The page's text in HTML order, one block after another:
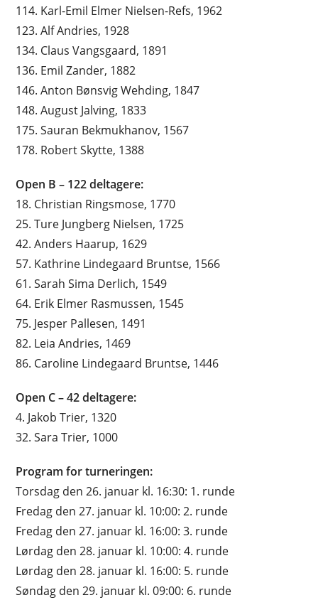
114. Karl-Emil Elmer Nielsen-Refs, 1962
123. Alf Andries, 1928
134. Claus Vangsgaard, 1891
136. Emil Zander, 1882
146. Anton Bønsvig Wehding, 1847
148. August Jalving, 1833
175. Sauran Bekmukhanov, 1567
178. Robert Skytte, 1388
Open B – 122 deltagere:
18. Christian Ringsmose, 1770
25. Ture Jungberg Nielsen, 1725
42. Anders Haarup, 1629
57. Kathrine Lindegaard Bruntse, 1566
61. Sarah Sima Derlich, 1549
64. Erik Elmer Rasmussen, 1545
75. Jesper Pallesen, 1491
82. Leia Andries, 1469
86. Caroline Lindegaard Bruntse, 1446
Open C – 42 deltagere:
4. Jakob Trier, 1320
32. Sara Trier, 1000
Program for turneringen:
Torsdag den 26. januar kl. 16:30: 1. runde
Fredag den 27. januar kl. 10:00: 2. runde
Fredag den 27. januar kl. 16:00: 3. runde
Lørdag den 28. januar kl. 10:00: 4. runde
Lørdag den 28. januar kl. 16:00: 5. runde
Søndag den 29. januar kl. 09:00: 6. runde